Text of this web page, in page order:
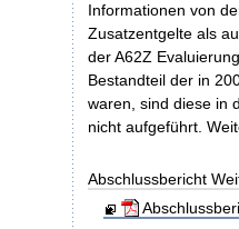
Informationen von
Zusatzentgelte als
der A62Z
Bestandteil der in
waren, sind diese in
nicht aufgeführt.
Abschlussbericht